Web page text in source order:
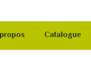
Catalogue